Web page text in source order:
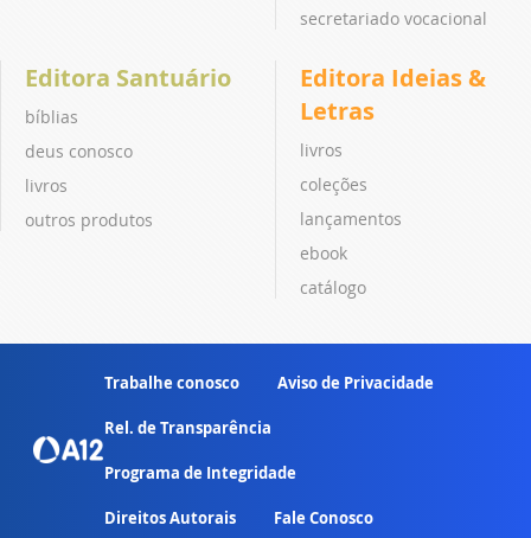
secretariado vocacional
Editora Santuário
bíblias
deus conosco
livros
outros produtos
Editora Ideias &
Letras
livros
coleções
lançamentos
ebook
catálogo
Trabalhe conosco Aviso de Privacidade
Rel. de Transparência
Programa de Integridade
Direitos Autorais Fale Conosco